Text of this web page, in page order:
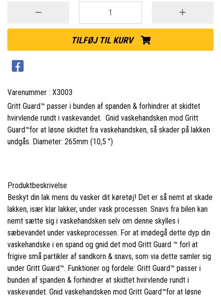
TILFØJ TIL KURV
Varenummer : X3003
Gritt Guard™ passer i bunden af spanden & forhindrer at skidtet
hvirvlende rundt i vaskevandet. Gnid vaskehandsken mod Gritt
Guard™for at løsne skidtet fra vaskehandsken, så skader på lakken
undgås. Diameter: 265mm (10,5 ")
Produktbeskrivelse
Beskyt din lak mens du vasker dit køretøj! Det er så nemt at skade
lakken, især klar lakker, under vask processen. Snavs fra bilen kan
nemt sætte sig i vaskehandsken selv om denne skylles i
sæbevandet under vaskeprocessen. For at imødegå dette dyp din
vaskehandske i en spand og gnid det mod Gritt Guard ™ forl at
frigive små partikler af sandkorn & snavs, som via dette samler sig
under Gritt Guard™. Funktioner og fordele: Gritt Guard™ passer i
bunden af spanden & forhindrer at skidtet hvirvlende rundt i
vaskevandet. Gnid vaskehandsken mod Gritt Guard™for at løsne